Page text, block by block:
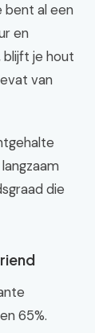
bent al een
en
blijft je hout
van
die
65%.